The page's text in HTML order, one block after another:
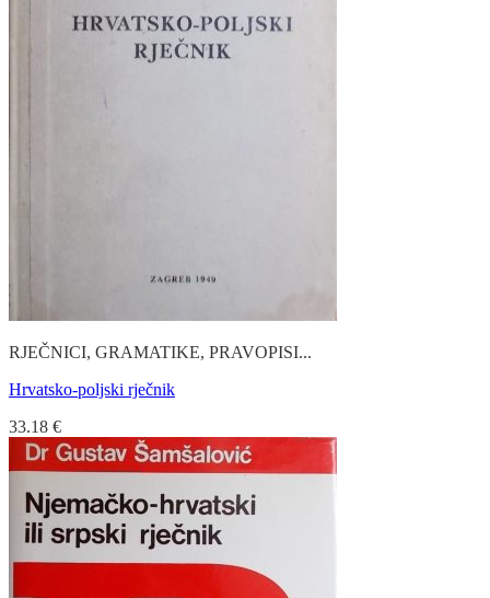
RJEČNICI, GRAMATIKE, PRAVOPISI...
Hrvatsko-poljski rječnik
33.18 €